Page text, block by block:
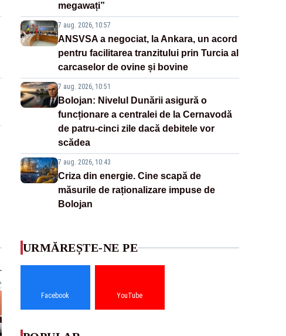
megawați”
7 aug. 2026, 10:57
ANSVSA a negociat, la Ankara, un acord
pentru facilitarea tranzitului prin Turcia al
carcaselor de ovine și bovine
7 aug. 2026, 10:51
Bolojan: Nivelul Dunării asigură o
funcționare a centralei de la Cernavodă
de patru-cinci zile dacă debitele vor
scădea
7 aug. 2026, 10:43
Criza din energie. Cine scapă de
măsurile de raționalizare impuse de
Bolojan
URMĂREȘTE-NE PE
Facebook YouTube